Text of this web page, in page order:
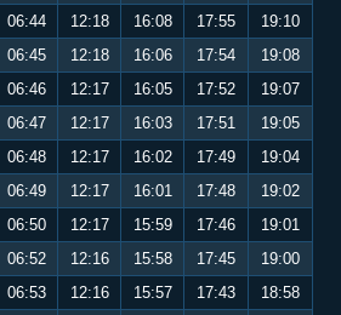
06:44 12:18 16:08 17:55
19:10
06:45 12:18 16:06 17:54
19:08
06:46 12:17 16:05 17:52
19:07
06:47 12:17 16:03 17:51
19:05
06:48 12:17 16:02 17:49
19:04
06:49 12:17 16:01 17:48
19:02
06:50 12:17 15:59 17:46
19:01
06:52 12:16 15:58 17:45
19:00
06:53 12:16 15:57 17:43
18:58